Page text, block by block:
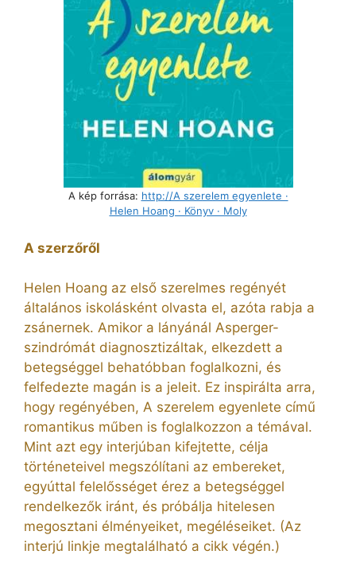
A kép forrása: http://A szerelem egyenlete ·
Helen Hoang · Könyv · Moly
A szerzőről
Helen Hoang az első szerelmes regényét
általános iskolásként olvasta el, azóta rabja a
zsánernek. Amikor a lányánál Asperger-
szindrómát diagnosztizáltak, elkezdett a
betegséggel behatóbban foglalkozni, és
felfedezte magán is a jeleit. Ez inspirálta arra,
hogy regényében, A szerelem egyenlete című
romantikus műben is foglalkozzon a témával.
Mint azt egy interjúban kifejtette, célja
történeteivel megszólítani az embereket,
egyúttal felelősséget érez a betegséggel
rendelkezők iránt, és próbálja hitelesen
megosztani élményeiket, megéléseiket. (Az
interjú linkje megtalálható a cikk végén.)